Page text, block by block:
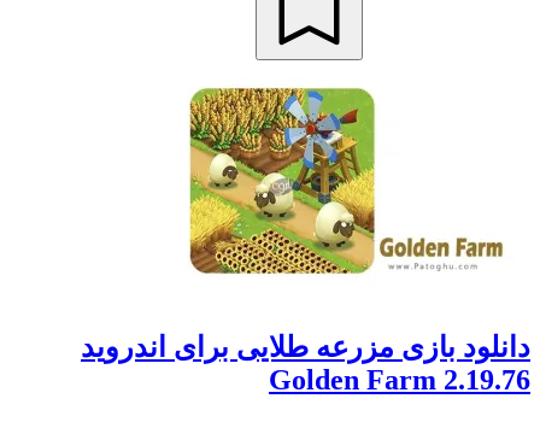
دانلود بازی مزرعه طلایی برای اندروید
Golden Farm 2.19.76